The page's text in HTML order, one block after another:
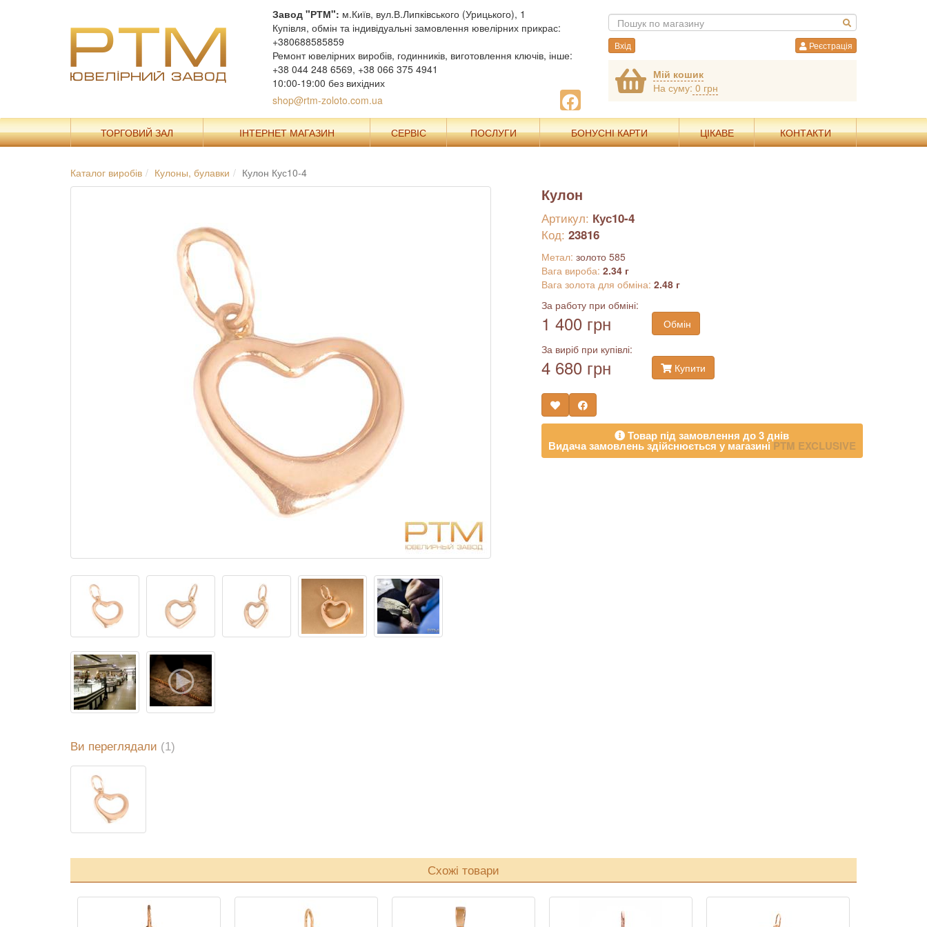
Завод "РТМ": м.Київ, вул.В.Липківського (Урицького), 1
Купівля, обмін та індивідуальні замовлення ювелірних прикрас:
+380688585859
Ремонт ювелірних виробів, годинників, виготовлення ключів, інше:
+38 044 248 6569, +38 066 375 4941
10:00-19:00 без вихідних
shop@rtm-zoloto.com.ua
Вхід Реєстрація
Мій кошик
На суму: 0 грн
ТОРГОВИЙ ЗАЛ ІНТЕРНЕТ МАГАЗИН СЕРВІС ПОСЛУГИ БОНУСНІ КАРТИ ЦІКАВЕ КОНТАКТИ
Каталог виробів Кулоны, булавки Кулон Кус10-4
Кулон
Артикул: Кус10-4
Код: 23816
Метал: золото 585
Вага вироба: 2.34 г
Вага золота для обміна: 2.48 г
За работу при обміні:
1 400 грн
Обмін
За виріб при купівлі:
4 680 грн Купити
Товар під замовлення до 3 днів
Видача замовлень здійснюється у магазиніPTM EXCLUSIVE
Ви переглядали (1)
Схожі товари